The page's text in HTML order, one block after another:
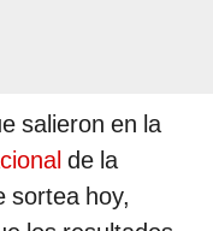
salieron en la
de la
sortea hoy,